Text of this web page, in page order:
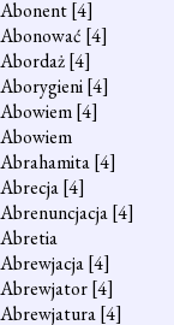
Abonent[4]
Abonować [4]
Abordaż[4]
Aborygieni[4]
Abowiem[4]
Abowiem
Abrahamita[4]
Abrecja[4]
Abrenuncjacja[4]
Abretia
Abrewjacja[4]
Abrewjator[4]
Abrewjatura[4]